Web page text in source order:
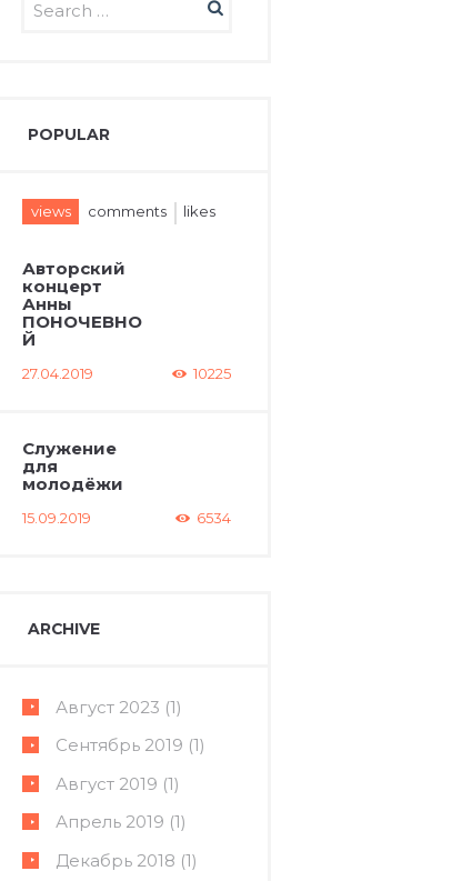
POPULAR
views comments likes
Авторский
концерт
Анны
ПОНОЧЕВНО
Й
27.04.2019 10225
Служение
для
молодёжи
15.09.2019 6534
ARCHIVE
Август 2023 (1)
Сентябрь 2019 (1)
Август 2019 (1)
Апрель 2019 (1)
Декабрь 2018 (1)